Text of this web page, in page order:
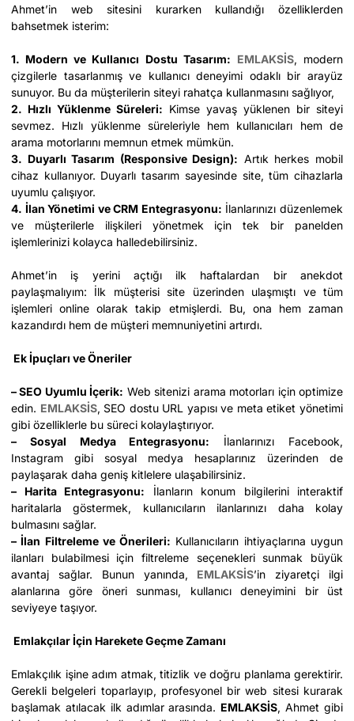
Ahmet’in web sitesini kurarken kullandığı özelliklerden
bahsetmek isterim:
1. Modern ve Kullanıcı Dostu Tasarım: EMLAKSİS, modern
çizgilerle tasarlanmış ve kullanıcı deneyimi odaklı bir arayüz
sunuyor. Bu da müşterilerin siteyi rahatça kullanmasını sağlıyor,
2. Hızlı Yüklenme Süreleri: Kimse yavaş yüklenen bir siteyi
sevmez. Hızlı yüklenme süreleriyle hem kullanıcıları hem de
arama motorlarını memnun etmek mümkün.
3. Duyarlı Tasarım (Responsive Design): Artık herkes mobil
cihaz kullanıyor. Duyarlı tasarım sayesinde site, tüm cihazlarla
uyumlu çalışıyor.
4. İlan Yönetimi ve CRM Entegrasyonu: İlanlarınızı düzenlemek
ve müşterilerle ilişkileri yönetmek için tek bir panelden
işlemlerinizi kolayca halledebilirsiniz.
Ahmet’in iş yerini açtığı ilk haftalardan bir anekdot
paylaşmalıyım: İlk müşterisi site üzerinden ulaşmıştı ve tüm
işlemleri online olarak takip etmişlerdi. Bu, ona hem zaman
kazandırdı hem de müşteri memnuniyetini artırdı.
Ek İpuçları ve Öneriler
– SEO Uyumlu İçerik: Web sitenizi arama motorları için optimize
edin. EMLAKSİS, SEO dostu URL yapısı ve meta etiket yönetimi
gibi özelliklerle bu süreci kolaylaştırıyor.
– Sosyal Medya Entegrasyonu: İlanlarınızı Facebook,
Instagram gibi sosyal medya hesaplarınız üzerinden de
paylaşarak daha geniş kitlelere ulaşabilirsiniz.
– Harita Entegrasyonu: İlanların konum bilgilerini interaktif
haritalarla göstermek, kullanıcıların ilanlarınızı daha kolay
bulmasını sağlar.
– İlan Filtreleme ve Önerileri: Kullanıcıların ihtiyaçlarına uygun
ilanları bulabilmesi için filtreleme seçenekleri sunmak büyük
avantaj sağlar. Bunun yanında, EMLAKSİS’in ziyaretçi ilgi
alanlarına göre öneri sunması, kullanıcı deneyimini bir üst
seviyeye taşıyor.
Emlakçılar İçin Harekete Geçme Zamanı
Emlakçılık işine adım atmak, titizlik ve doğru planlama gerektirir.
Gerekli belgeleri toparlayıp, profesyonel bir web sitesi kurarak
başlamak atılacak ilk adımlar arasında. EMLAKSİS, Ahmet gibi